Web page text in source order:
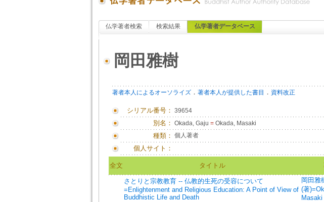
仏学著者検索 検索結果 仏学著者データベース
岡田雅樹
著者本人によるオーソライズ． 著者本人が提供した書目 ． 資料改正
シリアル番号： 39654
別名： Okada, Gaju =Okada, Masaki
種類： 個人著者
個人サイト：
全文 タイトル
さとりと宗教教育 -- 仏教的生死の受容について
=Enlightenment and Religious Education: A Point of View of
Buddhistic Life and Death
岡田雅
(著
Masaki